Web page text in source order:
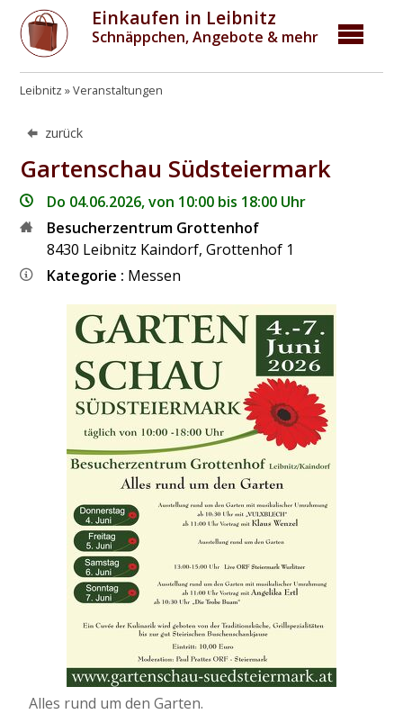
Einkaufen in Leibnitz
Schnäppchen, Angebote & mehr
Leibnitz Veranstaltungen
zurück
Gartenschau Südsteiermark
Do 04.06.2026, von 10:00 bis 18:00 Uhr
Besucherzentrum Grottenhof
8430 Leibnitz Kaindorf,Grottenhof 1
Kategorie : Messen
Alles rund um den Garten.